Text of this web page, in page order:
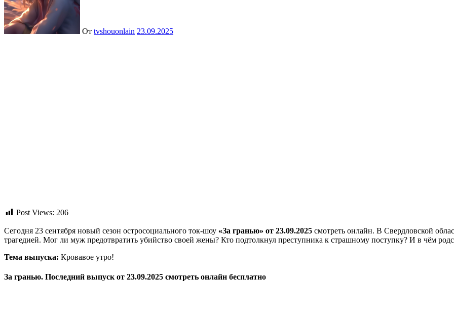
От tvshouonlain 23.09.2025
Post Views: 206
Сегодня 23 сентября новый сезон остросоциального ток-шоу «За гранью» от 23.09.2025 смотреть онлайн. В Свердловской
трагедией. Мог ли муж предотвратить убийство своей жены? Кто подтолкнул преступника к страшному поступку? И в чём
Тема выпуска: Кровавое утро!
За гранью. Последний выпуск от 23.09.2025 смотреть онлайн бесплатно